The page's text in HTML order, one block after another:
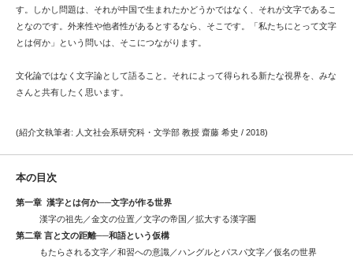
す。しかし問題は、それが中国で生まれたかどうかではなく、それが文字であるこ
となのです。外来性や他者性があるとするなら、そこです。「私たちにとって文字
とは何か」という問いは、そこにつながります。
文化論ではなく文字論として語ること。それによって得られる新たな視界を、みな
さんと共有したく思います。
(紹介文執筆者: 人文社会系研究科・文学部 教授 齋藤 希史 / 2018)
本の目次
第一章 漢字とは何か──文字が作る世界
漢字の祖先／金文の位置／文字の帝国／拡大する漢字圏
第二章 言と文の距離──和語という仮構
もたらされる文字／和習への意識／ハングルとパスパ文字／仮名の世界